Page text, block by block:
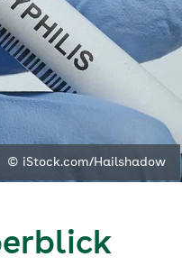
© iStock.com/Hailshadow